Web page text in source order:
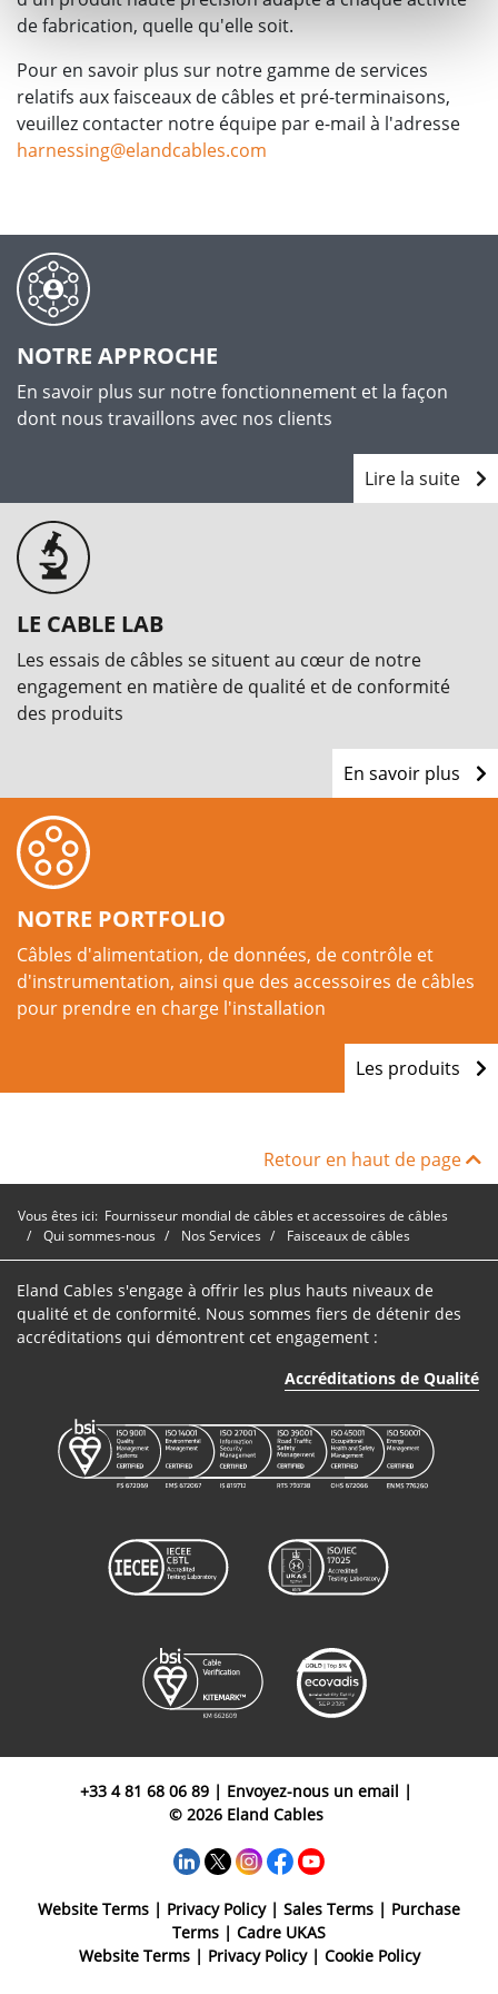
de fabrication, quelle qu'elle soit.
Pour en savoir plus sur notre gamme de services
relatifs aux faisceaux de câbles et pré-terminaisons,
veuillez contacter notre équipe par e-mail à l'adresse
harnessing@elandcables.com
NOTRE APPROCHE
En savoir plus sur notre fonctionnement et la façon
dont nous travaillons avec nos clients
Lire la suite
LE CABLE LAB
Les essais de câbles se situent au cœur de notre
engagement en matière de qualité et de conformité
des produits
En savoir plus
NOTRE PORTFOLIO
Câbles d'alimentation, de données, de contrôle et
d'instrumentation, ainsi que des accessoires de câbles
pour prendre en charge l'installation
Les produits
Retour en haut de page
Vous êtes ici: Fournisseur mondial de câbles et accessoires de câbles
Qui sommes-nous
Nos Services Faisceaux de câbles
Eland Cables s'engage à offrir les plus hauts niveaux de
qualité et de conformité. Nous sommes fiers de détenir des
accréditations qui démontrent cet engagement :
Accréditations de Qualité
+33 4 81 68 06 89 | Envoyez-nous un email |
© 2026 Eland Cables
Website Terms | Privacy Policy| Sales Terms | Purchase
Terms | Cadre UKAS
Website Terms| Privacy Policy| Cookie Policy